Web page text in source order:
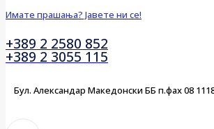
Имате прашања? Јавете ни се!
+389 2 2580 852
+389 2 3055 115
Бул. Александар Македонски ББ п.фах 08